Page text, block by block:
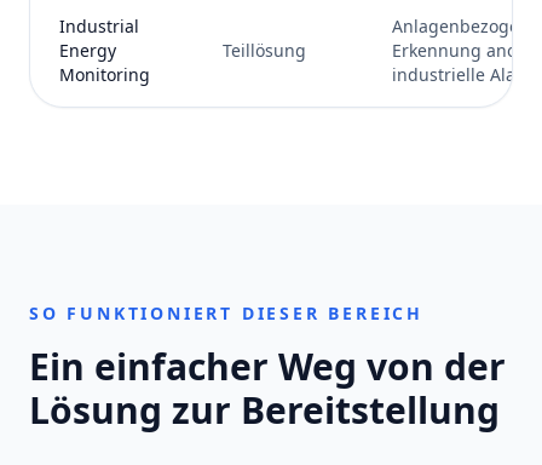
Industrial
Energy
Monitoring
Teillösung
Erkennung
industrielle
SO FUNKTIONIERT DIESER BEREICH
Ein einfacher Weg von der
Lösung zur Bereitstellung